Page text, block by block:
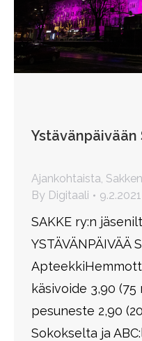
Ystävänpäivään
Ajankohtaista,
By Digitaali 9.2.2021
SAKKE ry:n
YSTÄVÄNPÄIVÄÄ
käsivoide 3,90
pesuneste 2,90
Sokokselta ja